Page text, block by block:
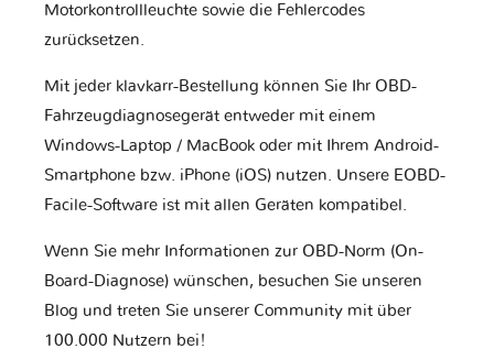
Motorkontrollleuchte sowie die Fehlercodes
zurücksetzen.
Mit jeder klavkarr-Bestellung können Sie Ihr OBD-
Fahrzeugdiagnosegerät entweder mit einem
Windows-Laptop / MacBook oder mit Ihrem Android-
Smartphone bzw. iPhone (iOS) nutzen. Unsere EOBD-
Facile-Software ist mit allen Geräten kompatibel.
Wenn Sie mehr Informationen zur OBD-Norm (On-
Board-Diagnose) wünschen, besuchen Sie unseren
Blog und treten Sie unserer Community mit über
100.000 Nutzern bei!